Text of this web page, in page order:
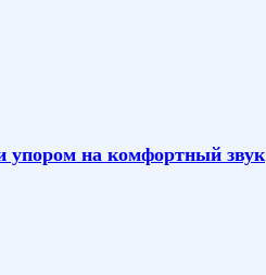
упором на комфортный звук